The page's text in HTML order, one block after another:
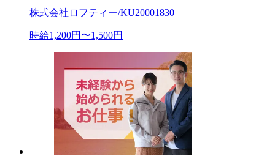
株式会社ロフティー/KU20001830
時給1,200円〜1,500円